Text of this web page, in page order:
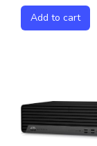
Add to cart